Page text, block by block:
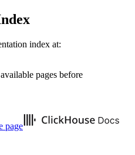
index at:
pages before
page